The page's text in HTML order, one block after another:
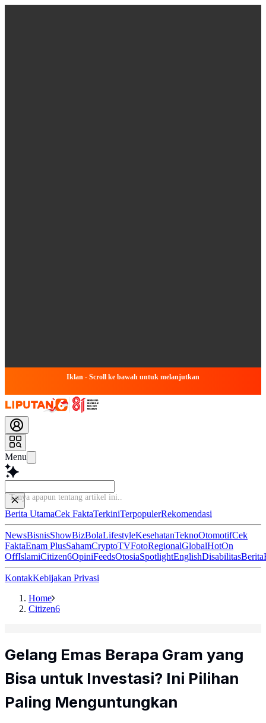
Iklan - Scroll ke bawah untuk melanjutkan
Menu
Tanya apapun ten
Berita UtamaCek FaktaTerkiniTerpopulerRekomendasi
NewsBisnisShowBizBolaLifestyleKesehatanTeknoOtomotifCek
FaktaEnam PlusSahamCryptoTVFotoRegionalGlobalHotOn
OffIslamiCitizen6OpiniFeedsOtosiaSpotlightEnglishDisabilitasBerita
KontakKebijakan Privasi
Home
Citizen6
Gelang Emas Berapa Gram yang
Bisa untuk Investasi? Ini Pilihan
Paling Menguntungkan